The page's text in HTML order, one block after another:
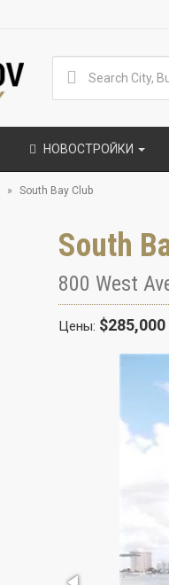
НОВОСТРОЙКИ
South Bay Club
South
800 West
Цены: